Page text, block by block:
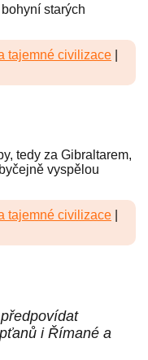
starých
tajemné civilizace
tedy za Gibraltarem,
vyspělou
tajemné civilizace
i Římané a